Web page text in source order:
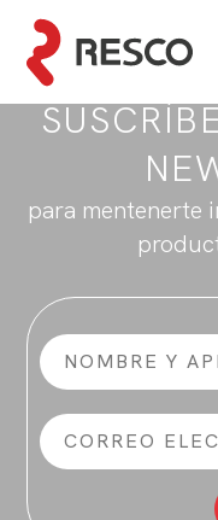
para mentenerte